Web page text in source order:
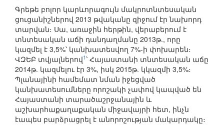
Գրեթե բոլոր կարևորագույն մակրոտնտեսական
ցուցանիշներով 2013 թվականը զիջում էր նախորդ
տարվան։ Սա, առաջին հերթին, վերաբերում է
տնտեսական աճի դանդաղմանը 2013թ., որը
կազմել է 3,5%՝ կանխատեսվող 7%-ի փոխարեն։
ՎԶԵԲ տվյալներով1՝ Հայաստանի տնտեսական աճը
2014թ. կազմելու էր 3%, իսկ 2015թ. կկազմի 3,5%։
Պլանայինի համեմատ նման իջեցված
կանխատեսումները որոշակի չափով կապված են
Հայաստանի տարածաշրջանային և
աշխարհաքաղաքական միջավայրի հետ, ինչն
էապես բարձրացրել է անորոշության մակարդակը։